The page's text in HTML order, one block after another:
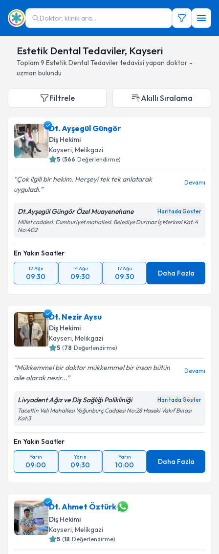
Doktor, klinik ara...
Estetik Dental Tedaviler, Kayseri
Toplam 9 Estetik Dental Tedavilertedavisi yapan doktor -
uzman bulundu
Filtrele Akıllı Sıralama
Dt. Ayşegül Güngör
Diş Hekimi
Kayseri, Melikgazi
5 (566 Değerlendirme)
Çok ilgili bir hekim. Herşeyi tek tek anlatarak
uyguladı.
Devamı
Dt.Ayşegül Güngör Özel Muayenehane Haritada Göster
Millet caddesi. Cumhuriyet mahallesi. Belediye Durmaz İş Merkezi Kat: 4
No:402
En Yakın Saatler
12 Ağu
09:30
14 Ağu
09:30
17 Ağu
09:30 Daha Fazla
Dt. Nezir Aysu
Diş Hekimi
Kayseri, Melikgazi
5 (78 Değerlendirme)
Mükkemmel bir doktor mükkemmel bir insan bütün
aile olarak nezir...
Devamı
Livyadent Ağız ve Diş Sağlığı Polikliniği Haritada Göster
Tacettin Veli Mahallesi Yoğunburç Caddesi No:28 Haseki Vakıf Binası
Kat:3
En Yakın Saatler
Yarın
09:00
Yarın
09:30
Yarın
10:00 Daha Fazla
Dt. Ahmet Öztürk
Diş Hekimi
Kayseri, Melikgazi
5 (18 Değerlendirme)